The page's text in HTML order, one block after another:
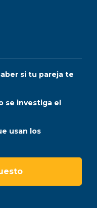
si tu pareja te
se investiga el
usan los